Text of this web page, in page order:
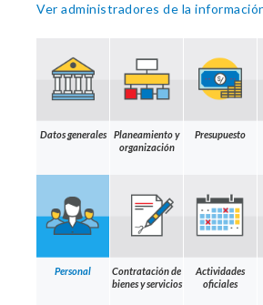
Ver administradores de la
Datos generales
Planeamiento y
organización
Presupuesto
Personal
Contratación de
bienes y servicios
Actividades
oficiales